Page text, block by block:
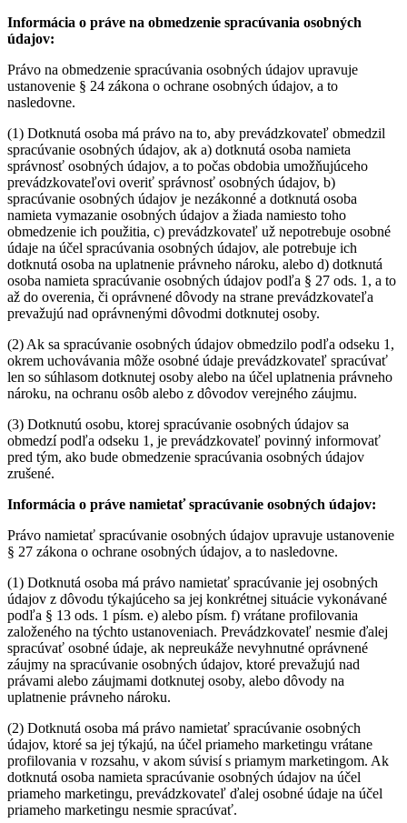
Informácia o práve na obmedzenie spracúvania osobných
údajov:
Právo na obmedzenie spracúvania osobných údajov upravuje
ustanovenie § 24 zákona o ochrane osobných údajov, a to
nasledovne.
(1) Dotknutá osoba má právo na to, aby prevádzkovateľ obmedzil
spracúvanie osobných údajov, ak a) dotknutá osoba namieta
správnosť osobných údajov, a to počas obdobia umožňujúceho
prevádzkovateľovi overiť správnosť osobných údajov, b)
spracúvanie osobných údajov je nezákonné a dotknutá osoba
namieta vymazanie osobných údajov a žiada namiesto toho
obmedzenie ich použitia, c) prevádzkovateľ už nepotrebuje osobné
údaje na účel spracúvania osobných údajov, ale potrebuje ich
dotknutá osoba na uplatnenie právneho nároku, alebo d) dotknutá
osoba namieta spracúvanie osobných údajov podľa § 27 ods. 1, a to
až do overenia, či oprávnené dôvody na strane prevádzkovateľa
prevažujú nad oprávnenými dôvodmi dotknutej osoby.
(2) Ak sa spracúvanie osobných údajov obmedzilo podľa odseku 1,
okrem uchovávania môže osobné údaje prevádzkovateľ spracúvať
len so súhlasom dotknutej osoby alebo na účel uplatnenia právneho
nároku, na ochranu osôb alebo z dôvodov verejného záujmu.
(3) Dotknutú osobu, ktorej spracúvanie osobných údajov sa
obmedzí podľa odseku 1, je prevádzkovateľ povinný informovať
pred tým, ako bude obmedzenie spracúvania osobných údajov
zrušené.
Informácia o práve namietať spracúvanie osobných údajov:
Právo namietať spracúvanie osobných údajov upravuje ustanovenie
§ 27 zákona o ochrane osobných údajov, a to nasledovne.
(1) Dotknutá osoba má právo namietať spracúvanie jej osobných
údajov z dôvodu týkajúceho sa jej konkrétnej situácie vykonávané
podľa § 13 ods. 1 písm. e) alebo písm. f) vrátane profilovania
založeného na týchto ustanoveniach. Prevádzkovateľ nesmie ďalej
spracúvať osobné údaje, ak nepreukáže nevyhnutné oprávnené
záujmy na spracúvanie osobných údajov, ktoré prevažujú nad
právami alebo záujmami dotknutej osoby, alebo dôvody na
uplatnenie právneho nároku.
(2) Dotknutá osoba má právo namietať spracúvanie osobných
údajov, ktoré sa jej týkajú, na účel priameho marketingu vrátane
profilovania v rozsahu, v akom súvisí s priamym marketingom. Ak
dotknutá osoba namieta spracúvanie osobných údajov na účel
priameho marketingu, prevádzkovateľ ďalej osobné údaje na účel
priameho marketingu nesmie spracúvať.